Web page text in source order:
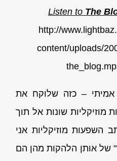
Listen to The
[podcast]http://
content/uploads/
אמיתי – כזה שלוקח את
מוזיקליות שונות אל תוך
השפעות מוזיקליות אני
של אותן הלהקות מהן הם